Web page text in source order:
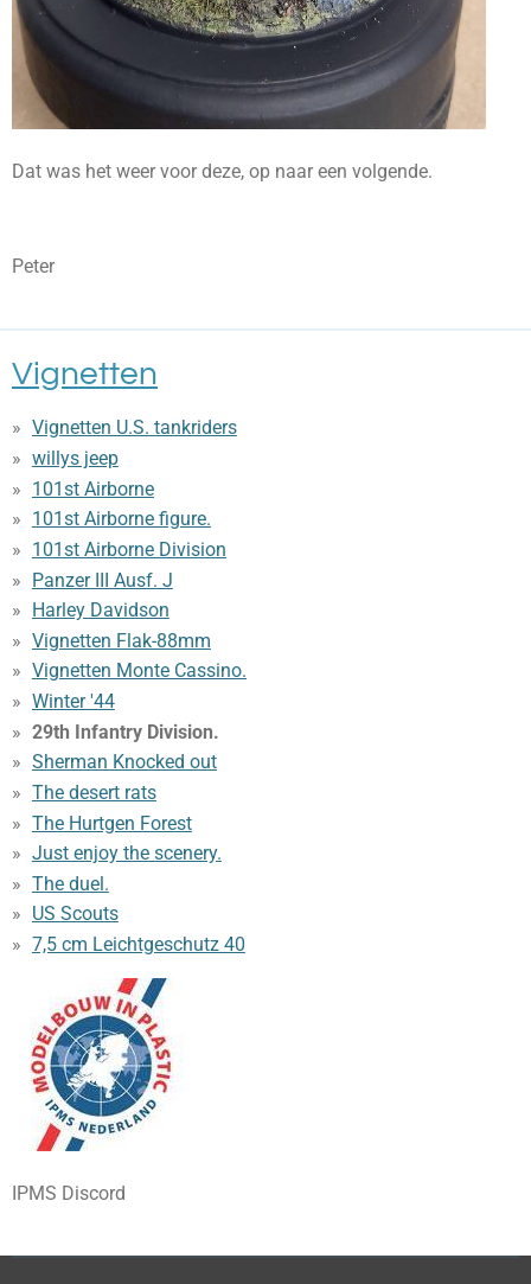
Dat was het weer voor deze, op naar een volgende.
Peter
Vignetten
Vignetten U.S. tankriders
willys jeep
101st Airborne
101st Airborne figure.
101st Airborne Division
Panzer III Ausf. J
Harley Davidson
Vignetten Flak-88mm
Vignetten Monte Cassino.
Winter '44
29th Infantry Division.
Sherman Knocked out
The desert rats
The Hurtgen Forest
Just enjoy the scenery.
The duel.
US Scouts
7,5 cm Leichtgeschutz 40
IPMS Discord